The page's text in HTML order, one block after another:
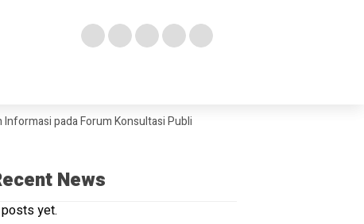
pada Forum Konsultasi Publik Diskominfo Kepri
News
yet.